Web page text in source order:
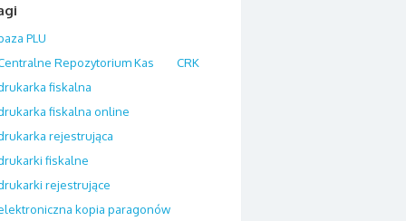
PLU
Repozytorium Kas
CRK
fiskalna
fiskalna online
rejestrująca
fiskalne
rejestrujące
kopia paragonów